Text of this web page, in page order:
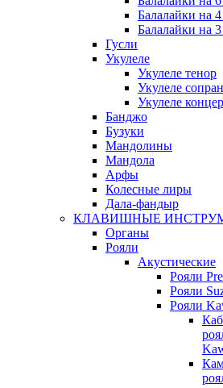
Балалайки на
Балалайки на
Гусли
Укулеле
Укулеле тенор
Укулеле
Укулеле
Банджо
Бузуки
Мандолины
Мандола
Арфы
Колесные лиры
Дала-фандыр
КЛАВИШНЫЕ
Органы
Рояли
Акустические
Рояли
Рояли
Рояли